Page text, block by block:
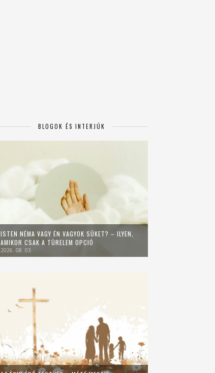
BLOGOK ÉS INTERJÚK
ISTEN NÉMA VAGY ÉN VAGYOK SÜKET? – ILYEN,
AMIKOR CSAK A TÜRELEM OPCIÓ
2026. 08. 03.